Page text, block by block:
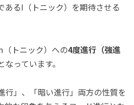
あるI（トニック）を期待させる
トニック）への4度進行（強進
なっています。
行」、「暗い進行」両方の性質を